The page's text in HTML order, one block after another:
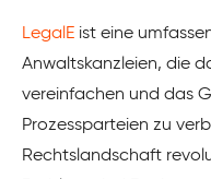
LegalE ist eine
Anwaltskanzleien, die
vereinfachen und das
Prozessparteien zu
Rechtslandschaft